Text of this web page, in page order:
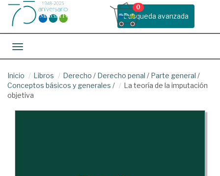
Busqueda avanzada
0
Toggle navigation
Inicio Libros Derecho / Derecho penal / Parte general /
Conceptos básicos y generales /
La teoría de la imputación
objetiva